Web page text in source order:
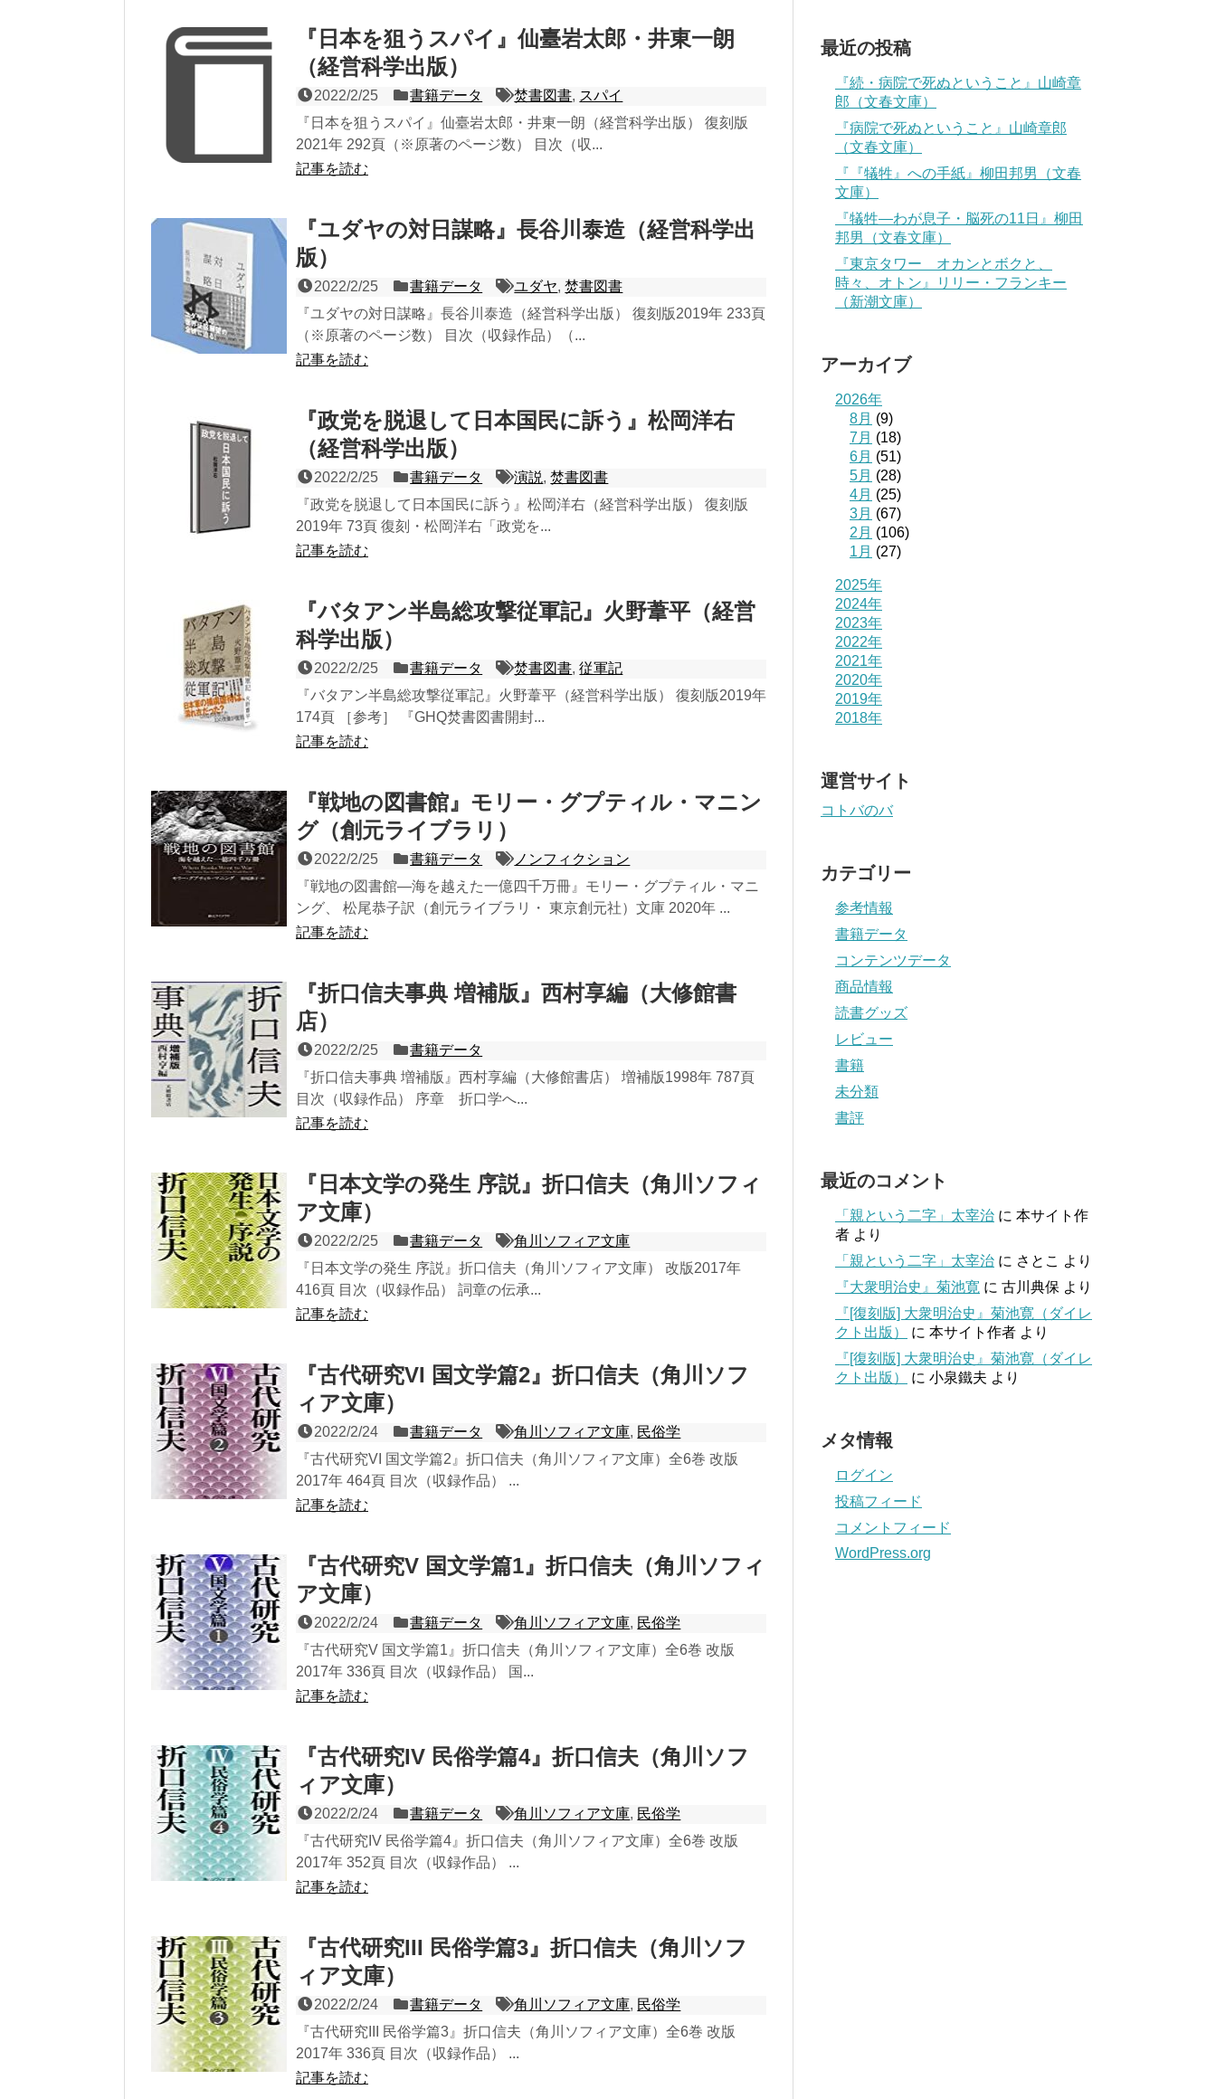
『日本を狙うスパイ』仙臺岩太郎・井東一朗
（経営科学出版）
2022/2/25 書籍データ 焚書図書, スパイ
『日本を狙うスパイ』仙臺岩太郎・井東一朗（経営科学出版） 復刻版
2021年 292頁（※原著のページ数） 目次（収...
記事を読む
『ユダヤの対日謀略』長谷川泰造（経営科学出
版）
2022/2/25 書籍データ ユダヤ,焚書図書
『ユダヤの対日謀略』長谷川泰造（経営科学出版） 復刻版2019年 233頁
（※原著のページ数） 目次（収録作品）（...
記事を読む
『政党を脱退して日本国民に訴う』松岡洋右
（経営科学出版）
2022/2/25 書籍データ 演説,焚書図書
『政党を脱退して日本国民に訴う』松岡洋右（経営科学出版） 復刻版
2019年 73頁 復刻・松岡洋右「政党を...
記事を読む
『バタアン半島総攻撃従軍記』火野葦平（経営
科学出版）
2022/2/25 書籍データ 焚書図書,従軍記
『バタアン半島総攻撃従軍記』火野葦平（経営科学出版） 復刻版2019年
174頁 ［参考］ 『GHQ焚書図書開封...
記事を読む
『戦地の図書館』モリー・グプティル・マニン
グ（創元ライブラリ）
2022/2/25 書籍データ
ノンフィクション
『戦地の図書館―海を越えた一億四千万冊』モリー・グプティル・マニ
ング、 松尾恭子訳（創元ライブラリ・ 東京創元社）文庫 2020年 ...
記事を読む
『折口信夫事典 増補版』西村享編（大修館書
店）
2022/2/25
書籍データ
『折口信夫事典 増補版』西村享編（大修館書店） 増補版1998年 787頁
目次（収録作品） 序章 折口学へ...
記事を読む
『日本文学の発生 序説』折口信夫（角川ソフィ
ア文庫）
2022/2/25 書籍データ
角川ソフィア文庫
『日本文学の発生 序説』折口信夫（角川ソフィア文庫） 改版2017年
416頁 目次（収録作品） 詞章の伝承...
記事を読む
『古代研究VI 国文学篇2』折口信夫（角川ソフ
ィア文庫）
2022/2/24 書籍データ 角川ソフィア文庫, 民俗学
『古代研究VI 国文学篇2』折口信夫（角川ソフィア文庫）全6巻 改版
2017年 464頁 目次（収録作品） ...
記事を読む
『古代研究V 国文学篇1』折口信夫（角川ソフィ
ア文庫）
2022/2/24 書籍データ 角川ソフィア文庫, 民俗学
『古代研究V 国文学篇1』折口信夫（角川ソフィア文庫）全6巻 改版
2017年 336頁 目次（収録作品） 国...
記事を読む
『古代研究IV 民俗学篇4』折口信夫（角川ソフ
ィア文庫）
2022/2/24 書籍データ 角川ソフィア文庫, 民俗学
『古代研究IV 民俗学篇4』折口信夫（角川ソフィア文庫）全6巻 改版
2017年 352頁 目次（収録作品） ...
記事を読む
『古代研究III 民俗学篇3』折口信夫（角川ソフ
ィア文庫）
2022/2/24 書籍データ 角川ソフィア文庫, 民俗学
『古代研究III 民俗学篇3』折口信夫（角川ソフィア文庫）全6巻 改版
2017年 336頁 目次（収録作品） ...
記事を読む
最近の投稿
『続・病院で死ぬということ』山崎章
郎（文春文庫）
『病院で死ぬということ』山崎章郎
（文春文庫）
『『犠牲』への手紙』柳田邦男（文春
文庫）
『犠牲―わが息子・脳死の11日』柳田
邦男（文春文庫）
『東京タワー オカンとボクと、
時々、オトン』リリー・フランキー
（新潮文庫）
アーカイブ
2026年
8月 (9)
7月 (18)
6月 (51)
5月 (28)
4月 (25)
3月 (67)
2月 (106)
1月 (27)
2025年
2024年
2023年
2022年
2021年
2020年
2019年
2018年
運営サイト
コトバのバ
カテゴリー
参考情報
書籍データ
コンテンツデータ
商品情報
読書グッズ
レビュー
書籍
未分類
書評
最近のコメント
「親という二字」太宰治 に 本サイト作
者 より
「親という二字」太宰治 に さとこ より
『大衆明治史』菊池寛 に 古川典保 より
『[復刻版] 大衆明治史』菊池寛（ダイレ
クト出版）
に 本サイト作者 より
『[復刻版] 大衆明治史』菊池寛（ダイレ
クト出版）
に 小泉鐵夫 より
メタ情報
ログイン
投稿フィード
コメントフィード
WordPress.org